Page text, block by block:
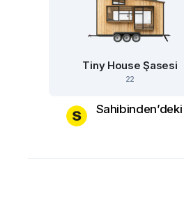
Tiny House Şasesi
22
Sahibinden’deki